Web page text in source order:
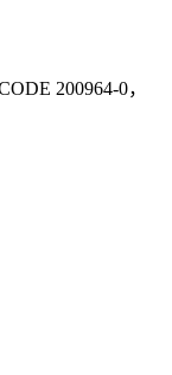
200964-0，